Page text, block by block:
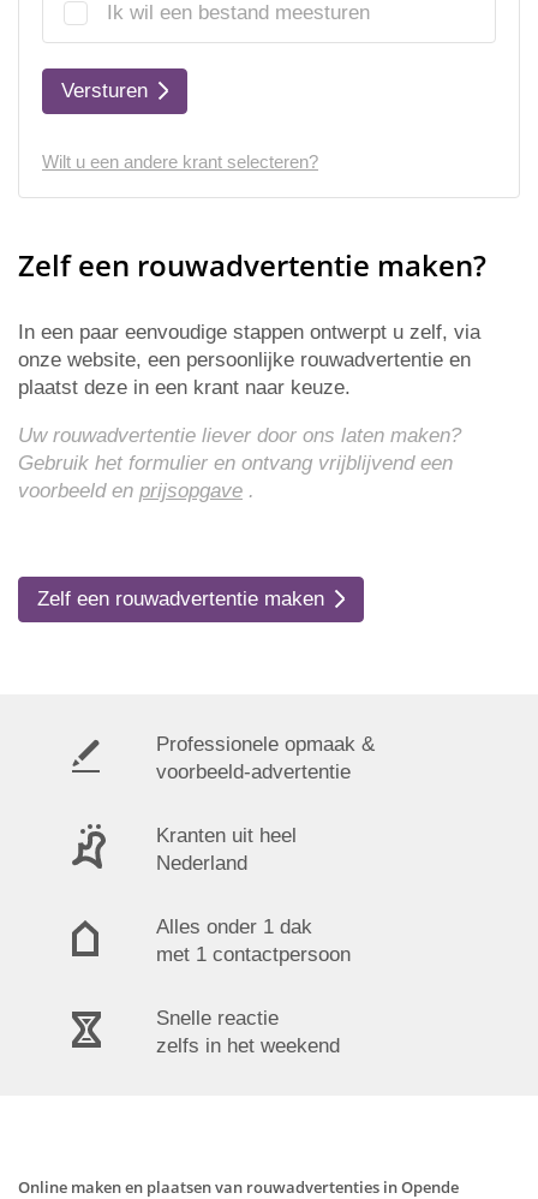
Ik wil een bestand meesturen
Versturen
Wilt u een andere krant selecteren?
Zelf een rouwadvertentie maken?
In een paar eenvoudige stappen ontwerpt u zelf, via
onze website, een persoonlijke rouwadvertentie en
plaatst deze in een krant naar keuze.
Uw rouwadvertentie liever door ons laten maken?
Gebruik het formulier en ontvang vrijblijvend een
voorbeeld en prijsopgave .
Zelf een rouwadvertentie maken
Professionele opmaak &
voorbeeld-advertentie
Kranten uit heel
Nederland
Alles onder 1 dak
met 1 contactpersoon
Snelle reactie
zelfs in het weekend
Online maken en plaatsen van rouwadvertenties in Opende